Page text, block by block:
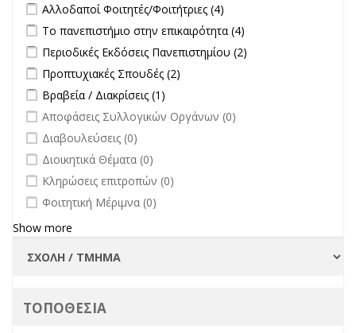
Apply Αλλοδαποί Φοιτητές/Φοιτήτριες filter
Αλλοδαποί Φοιτητές/Φοιτήτριες (4)
filter
Apply Το πανεπιστήμιο στην επικαιρότητα filter
Το πανεπιστήμιο στην επικαιρότητα (4)
επικαιρότητα filter
Apply Περιοδικές Εκδόσεις Πανεπιστημίου filter
Περιοδικές Εκδόσεις Πανεπιστημίου (2)
Apply Προπτυχιακές Σπουδές filter
Προπτυχιακές Σπουδές (2)
Apply Βραβεία / Διακρίσεις filter
Βραβεία / Διακρίσεις (1)
undefined
Αποφάσεις Συλλογικών Οργάνων (0)
undefined
Διαβουλεύσεις (0)
undefined
Διοικητικά Θέματα (0)
undefined
Κληρώσεις επιτροπών (0)
undefined
Φοιτητική Μέριμνα (0)
Show more
ΤΟΠΟΘΕΣΙΑ